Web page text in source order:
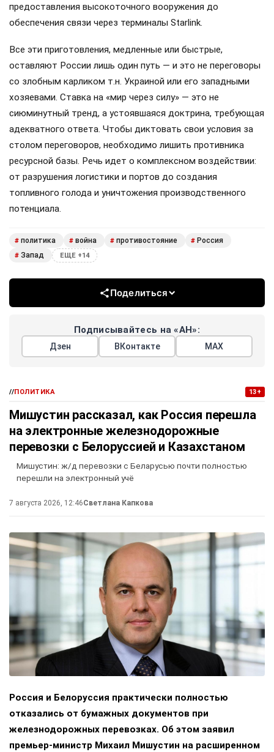
предоставления высокоточного вооружения до
обеспечения связи через терминалы Starlink.
Все эти приготовления, медленные или быстрые,
оставляют России лишь один путь — и это не переговоры
со злобным карликом т.н. Украиной или его западными
хозяевами. Ставка на «мир через силу» — это не
сиюминутный тренд, а устоявшаяся доктрина, требующая
адекватного ответа. Чтобы диктовать свои условия за
столом переговоров, необходимо лишить противника
ресурсной базы. Речь идет о комплексном воздействии:
от разрушения логистики и портов до создания
топливного голода и уничтожения производственного
потенциала.
# политика # война # противостояние # Россия
# Запад ЕЩЕ +14
Поделиться
Подписывайтесь на «АН»:
Дзен ВКонтакте МАХ
//ПОЛИТИКА 13+
Мишустин рассказал, как Россия перешла
на электронные железнодорожные
перевозки с Белоруссией и Казахстаном
Мишустин: ж/д перевозки с Беларусью почти полностью
перешли на электронный учё
7 августа 2026, 12:46Светлана Капкова
Россия и Белоруссия практически полностью
отказались от бумажных документов при
железнодорожных перевозках. Об этом заявил
премьер-министр Михаил Мишустин на расширенном